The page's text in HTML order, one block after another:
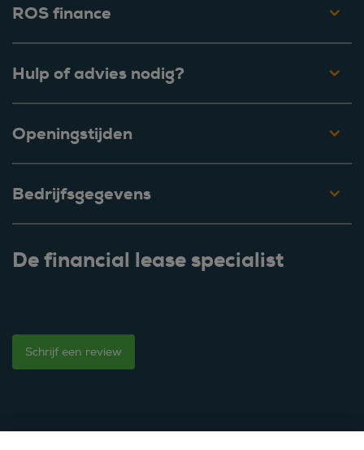
ROS finance
Hulp of advies nodig?
Openingstijden
Bedrijfsgegevens
De financial lease specialist
Schrijf een review